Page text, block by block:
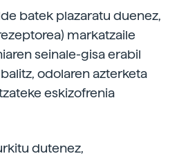
batek plazaratu duenez,
markatzaile
seinale-gisa erabil
odolaren azterketa
eskizofrenia
dutenez,